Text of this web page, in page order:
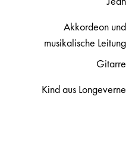
Akkordeon und
musikalische Leitung
Gitarre
Kind aus Longeverne